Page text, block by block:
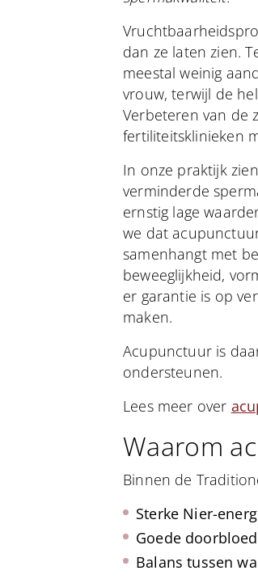
dan ze laten zien.
meestal weinig
vrouw, terwijl de
Verbeteren van de
fertiliteitsklinieken
In onze praktijk zien
verminderde
ernstig lage
we dat
samenhangt met
beweeglijkheid,
er garantie is op
maken.
Acupunctuur is
ondersteunen.
Lees meer over
Waarom
Binnen de
Sterke Nier-
Goede
Balans tussen